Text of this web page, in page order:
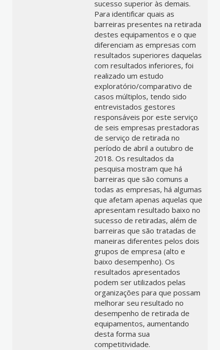
sucesso superior às demais.
Para identificar quais as
barreiras presentes na retirada
destes equipamentos e o que
diferenciam as empresas com
resultados superiores daquelas
com resultados inferiores, foi
realizado um estudo
exploratório/comparativo de
casos múltiplos, tendo sido
entrevistados gestores
responsáveis por este serviço
de seis empresas prestadoras
de serviço de retirada no
período de abril a outubro de
2018. Os resultados da
pesquisa mostram que há
barreiras que são comuns a
todas as empresas, há algumas
que afetam apenas aquelas que
apresentam resultado baixo no
sucesso de retiradas, além de
barreiras que são tratadas de
maneiras diferentes pelos dois
grupos de empresa (alto e
baixo desempenho). Os
resultados apresentados
podem ser utilizados pelas
organizações para que possam
melhorar seu resultado no
desempenho de retirada de
equipamentos, aumentando
desta forma sua
competitividade.